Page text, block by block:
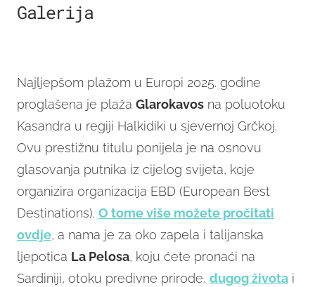
Galerija
Najljepšom plažom u Europi 2025. godine
proglašena je plaža Glarokavos na poluotoku
Kasandra u regiji Halkidiki u sjevernoj Grčkoj.
Ovu prestižnu titulu ponijela je na osnovu
glasovanja putnika iz cijelog svijeta, koje
organizira organizacija EBD (European Best
Destinations). O tome više možete pročitati
ovdje, a nama je za oko zapela i talijanska
ljepotica La Pelosa, koju ćete pronaći na
Sardiniji, otoku predivne prirode, dugog života i